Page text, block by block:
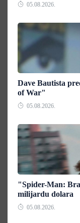
05.08.2026.
Dave Bautista
of War"
05.08.2026.
"Spider-Man:
milijardu dolara
05.08.2026.